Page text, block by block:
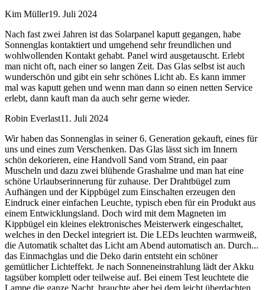
Kim Müller19. Juli 2024
Nach fast zwei Jahren ist das Solarpanel kaputt gegangen, habe
Sonnenglas kontaktiert und umgehend sehr freundlichen und
wohlwollenden Kontakt gehabt. Panel wird ausgetauscht. Erlebt
man nicht oft, nach einer so langen Zeit. Das Glas selbst ist auch
wunderschön und gibt ein sehr schönes Licht ab. Es kann immer
mal was kaputt gehen und wenn man dann so einen netten Service
erlebt, dann kauft man da auch sehr gerne wieder.
Robin Everlast11. Juli 2024
Wir haben das Sonnenglas in seiner 6. Generation gekauft, eines für
uns und eines zum Verschenken. Das Glas lässt sich im Innern
schön dekorieren, eine Handvoll Sand vom Strand, ein paar
Muscheln und dazu zwei blühende Grashalme und man hat eine
schöne Urlaubserinnerung für zuhause. Der Drahtbügel zum
Aufhängen und der Kippbügel zum Einschalten erzeugen den
Eindruck einer einfachen Leuchte, typisch eben für ein Produkt aus
einem Entwicklungsland. Doch wird mit dem Magneten im
Kippbügel ein kleines elektronisches Meisterwerk eingeschaltet,
welches in den Deckel integriert ist. Die LEDs leuchten warmweiß,
die Automatik schaltet das Licht am Abend automatisch an. Durch...
das Einmachglas und die Deko darin entsteht ein schöner
gemütlicher Lichteffekt. Je nach Sonneneinstrahlung lädt der Akku
tagsüber komplett oder teilweise auf. Bei einem Test leuchtete die